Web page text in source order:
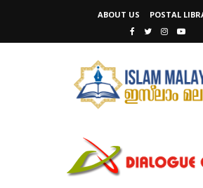
ABOUT US POSTAL